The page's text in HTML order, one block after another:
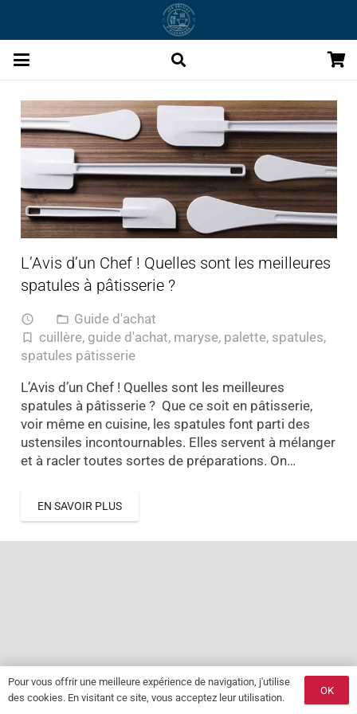
L’Avis d’un Chef ! Quelles sont les meilleures
spatules à pâtisserie ?
access_time folder_open Guide d'achat
turned_in_not cuillère, guide d'achat, maryse, palette, spatules,
spatules pâtisserie
L’Avis d’un Chef ! Quelles sont les meilleures
spatules à pâtisserie ? Que ce soit en pâtisserie,
voir même en cuisine, les spatules font parti des
ustensiles incontournables. Elles servent à mélanger
et à racler toutes sortes de préparations. On…
EN SAVOIR PLUS
Pour vous offrir une meilleure expérience de navigation, j'utilise
des cookies. En visitant ce site, vous acceptez leur utilisation.
OK